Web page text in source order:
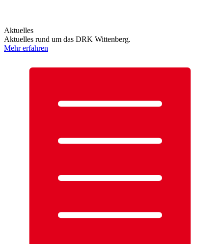
Aktuelles
Aktuelles rund um das DRK Wittenberg.
Mehr erfahren